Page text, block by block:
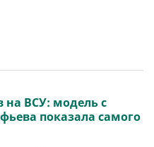
на ВСУ: модель с
показала самого